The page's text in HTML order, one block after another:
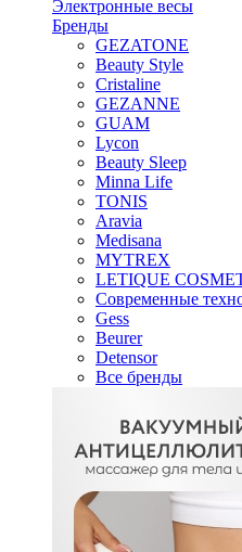
Электронные весы
Бренды
GEZATONE
Beauty Style
Cristaline
GEZANNE
GUAM
Lycon
Beauty Sleep
Minna Life
TONIS
Aravia
Medisana
MYTREX
LETIQUE
Современные
Gess
Beurer
Detensor
Все бренды